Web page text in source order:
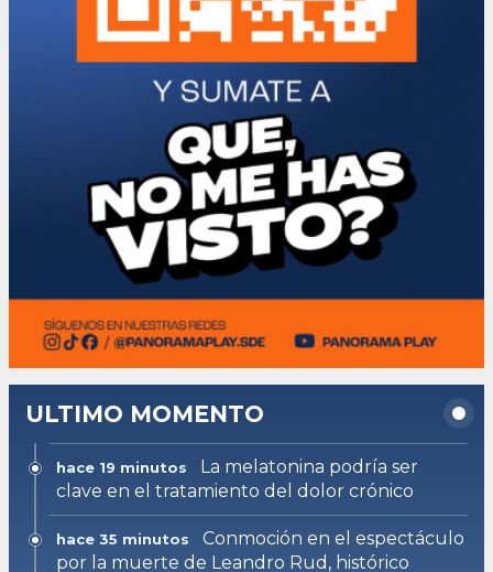
ULTIMO MOMENTO
hace 19 minutos
La melatonina podría ser
clave en el tratamiento del dolor crónico
hace 35 minutos
Conmoción en el espectáculo
por la muerte de Leandro Rud, histórico